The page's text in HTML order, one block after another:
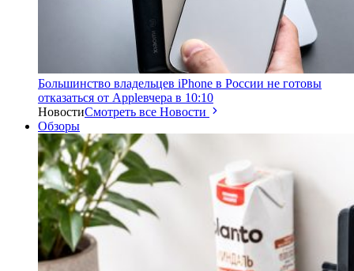
Большинство владельцев iPhone в России не готовы
отказаться от Appleвчера в 10:10
НовостиСмотреть все Новости
Обзоры